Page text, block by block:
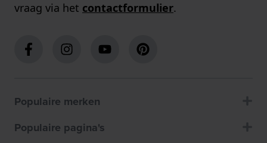
vraag via het contactformulier.
Populaire merken
Populaire pagina's